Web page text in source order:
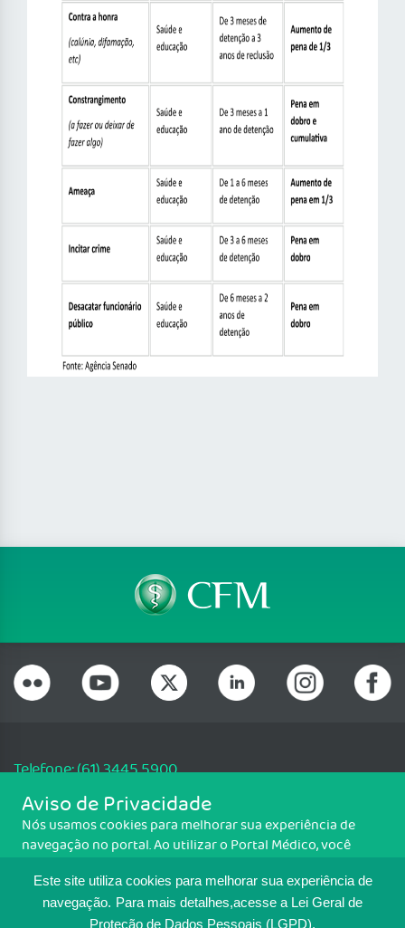
Este site utiliza cookies para melhorar sua experiência de
navegação. Para mais detalhes,acesse a Lei Geral de
Proteção de Dados Pessoais (LGPD).
Telefone: (61) 3445 5900
Email: cfm@portalmedico.org.br
SGAS 616, Conjunto D, Lote 115, L2 Sul, Brasília/DF - CEP: 70200-760 -
CNPJ: 33.583.550/0001-30
MAPA DO SITE
Aviso de Privacidade
Nós usamos cookies para melhorar sua experiência de
navegação no portal. Ao utilizar o Portal Médico, você
Para ter mais informações sobre como isso é feito, acesse
Política de cookies. Se você concorda, clique em ACEITO.